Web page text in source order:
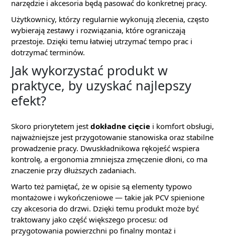
narzędzie i akcesoria będą pasować do konkretnej pracy.
Użytkownicy, którzy regularnie wykonują zlecenia, często
wybierają zestawy i rozwiązania, które ograniczają
przestoje. Dzięki temu łatwiej utrzymać tempo prac i
dotrzymać terminów.
Jak wykorzystać produkt w
praktyce, by uzyskać najlepszy
efekt?
Skoro priorytetem jest dokładne cięcie i komfort obsługi,
najważniejsze jest przygotowanie stanowiska oraz stabilne
prowadzenie pracy. Dwuskładnikowa rękojeść wspiera
kontrolę, a ergonomia zmniejsza zmęczenie dłoni, co ma
znaczenie przy dłuższych zadaniach.
Warto też pamiętać, że w opisie są elementy typowo
montażowe i wykończeniowe — takie jak PCV spienione
czy akcesoria do drzwi. Dzięki temu produkt może być
traktowany jako część większego procesu: od
przygotowania powierzchni po finalny montaż i